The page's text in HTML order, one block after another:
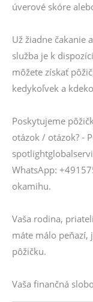
úverové skóre
Už žiadne čakanie
služba je k
môžete získať
kedykoľvek a
Poskytujeme
otázok / otázok? -
WhatsApp:
okamihu.
Vaša rodina,
máte málo peňazí,
pôžičku.
Vaša finančná